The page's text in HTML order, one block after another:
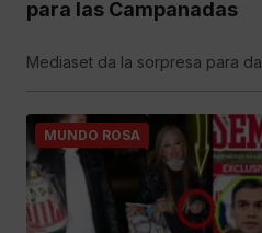
para las Campanadas
Mediaset da la sorpresa para
MUNDO ROSA